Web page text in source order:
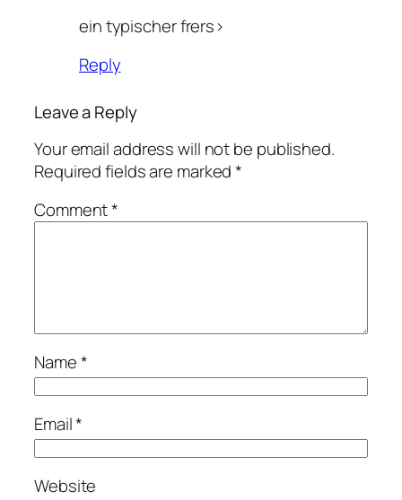
ein typischer frers>
Reply
Leave a Reply
Your email address will not be published.
Required fields are marked*
Comment*
Name*
Email*
Website